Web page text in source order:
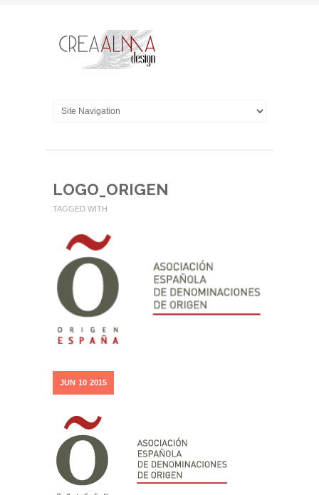
LOGO_ORIGEN
TAGGED WITH
JUN 10 2015